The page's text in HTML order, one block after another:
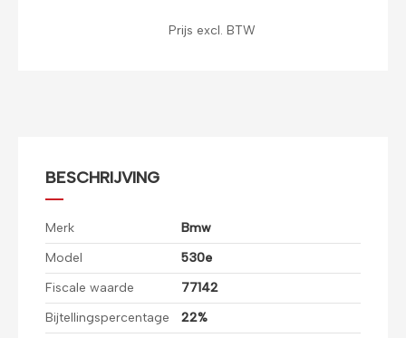
Prijs excl. BTW
BESCHRIJVING
Merk
Bmw
Model
530e
Fiscale waarde
77142
Bijtellingspercentage
22%